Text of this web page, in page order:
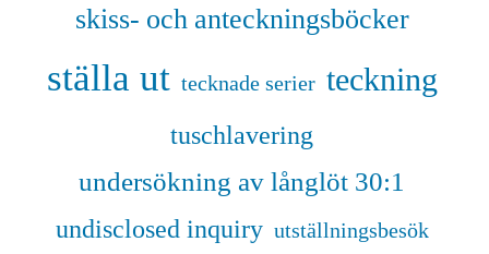
skiss- och anteckningsböcker
ställa ut tecknade serier teckning
tuschlavering
undersökning av långlöt 30:1
undisclosed inquiry utställningsbesök